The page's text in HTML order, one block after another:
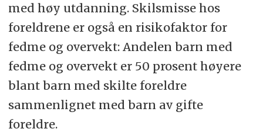
med høy utdanning. Skilsmisse hos
foreldrene er også en risikofaktor for
fedme og overvekt: Andelen barn med
fedme og overvekt er 50 prosent høyere
blant barn med skilte foreldre
sammenlignet med barn av gifte
foreldre.